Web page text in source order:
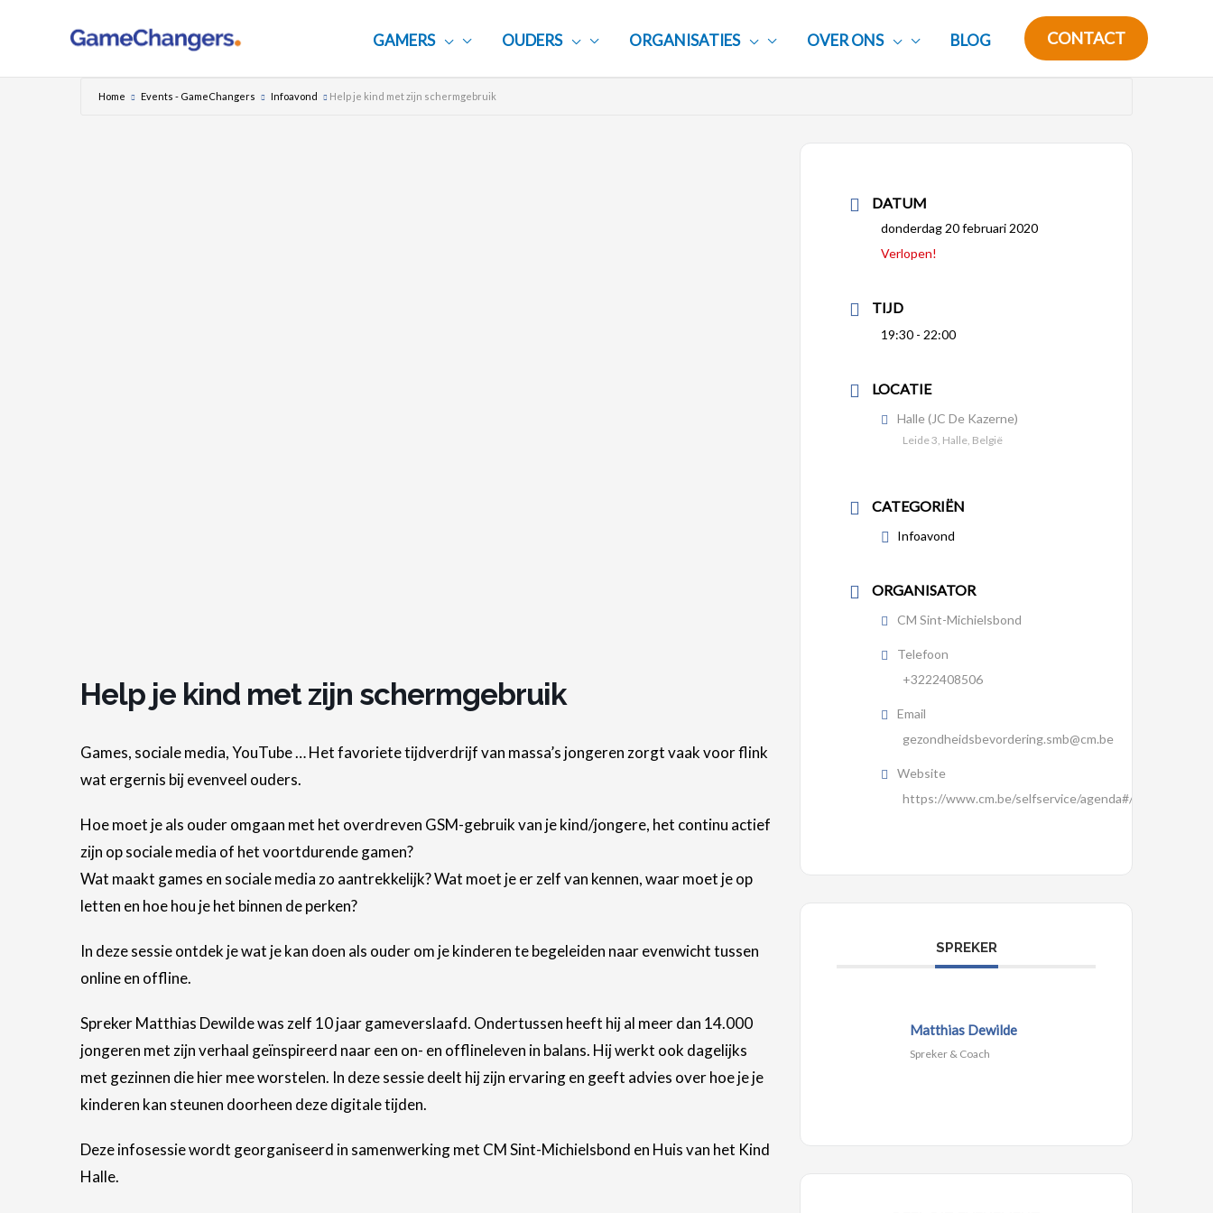
GAMERS OUDERS ORGANISATIES OVER ONS BLOG CONTACT
Home Events - GameChangers Infoavond Help je kind met zijn schermgebruik
Help je kind met zijn schermgebruik
Games, sociale media, YouTube … Het favoriete tijdverdrijf van massa’s jongeren zorgt vaak voor flink
wat ergernis bij evenveel ouders.
Hoe moet je als ouder omgaan met het overdreven GSM-gebruik van je kind/jongere, het continu actief
zijn op sociale media of het voortdurende gamen?
Wat maakt games en sociale media zo aantrekkelijk? Wat moet je er zelf van kennen, waar moet je op
letten en hoe hou je het binnen de perken?
In deze sessie ontdek je wat je kan doen als ouder om je kinderen te begeleiden naar evenwicht tussen
online en offline.
Spreker Matthias Dewilde was zelf 10 jaar gameverslaafd. Ondertussen heeft hij al meer dan 14.000
jongeren met zijn verhaal geïnspireerd naar een on- en offlineleven in balans. Hij werkt ook dagelijks
met gezinnen die hier mee worstelen. In deze sessie deelt hij zijn ervaring en geeft advies over hoe je je
kinderen kan steunen doorheen deze digitale tijden.
Deze infosessie wordt georganiseerd in samenwerking met CM Sint-Michielsbond en Huis van het Kind
Halle.
DATUM
donderdag 20 februari 2020
Verlopen!
TIJD
19:30 - 22:00
LOCATIE
Halle (JC De Kazerne)
Leide 3, Halle, België
CATEGORIËN
Infoavond
ORGANISATOR
CM Sint-Michielsbond
Telefoon
+3222408506
Email
gezondheidsbevordering.smb@cm.be
Website
https://www.cm.be/selfservice/agenda#/activity/
SPREKER
Matthias Dewilde
Spreker & Coach